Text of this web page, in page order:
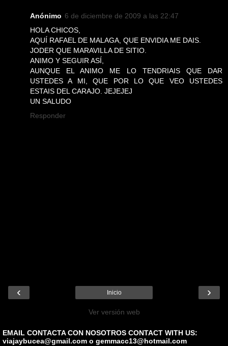
Anónimo 6 de diciembre de 2009 a las 22:47
HOLA CHICOS,
AQUÍ RAFAEL DE MALAGA, QUE ENVIDIA ME DAIS.
JODER QUE MARAVILLA DE SITIO.
ANIMO Y SEGUIR ASÍ,
AUNQUE EL ANIMO ME LO TENDRIAIS QUE DAR
USTEDES A MI, QUE POR LO QUE VEO USTEDES
ESTAIS DEL CARAJO. JEJEJEJ
UN SALUDO
Responder
‹ ›
Inicio
Ver versión web
EMAIL CONTACTA CON NOSOTROS CONTACT WITH US:
viajaybucea@gmail.com o gemmacc13@hotmail.com